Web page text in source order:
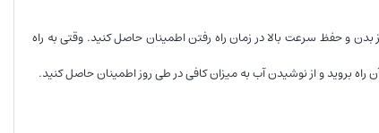
بدن و حفظ سرعت بالا در زمان راه رفتن اطمینان حاصل کنید. وقتی به راه